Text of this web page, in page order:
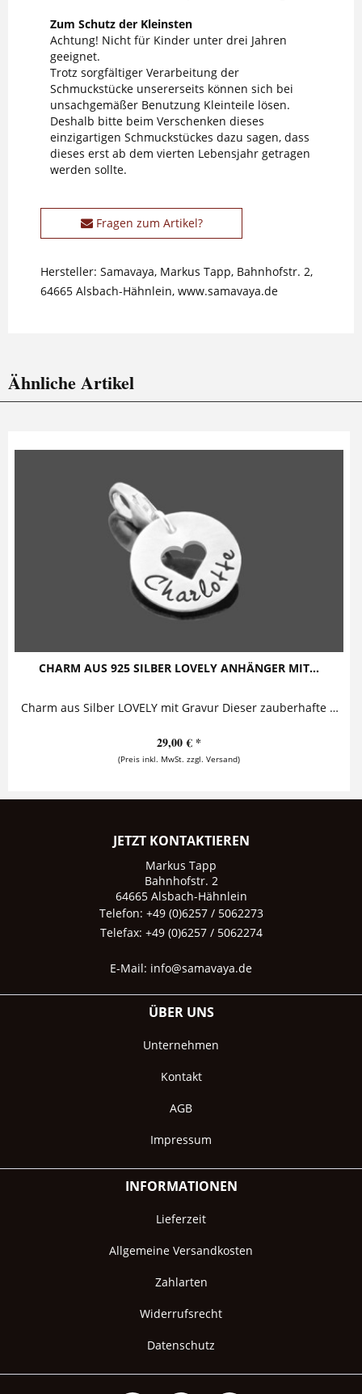
Zum Schutz der Kleinsten
Achtung! Nicht für Kinder unter drei Jahren
geeignet.
Trotz sorgfältiger Verarbeitung der
Schmuckstücke unsererseits können sich bei
unsachgemäßer Benutzung Kleinteile lösen.
Deshalb bitte beim Verschenken dieses
einzigartigen Schmuckstückes dazu sagen, dass
dieses erst ab dem vierten Lebensjahr getragen
werden sollte.
Fragen zum Artikel?
Hersteller: Samavaya, Markus Tapp, Bahnhofstr. 2,
64665 Alsbach-Hähnlein, www.samavaya.de
Ähnliche Artikel
CHARM AUS 925 SILBER LOVELY ANHÄNGER MIT...
Charm aus Silber LOVELY mit Gravur Dieser zauberhafte Silberanhänger kann mit einem Name personalisiert werden. In der Mitte des Charms ist...
29,00 € *
(Preis inkl. MwSt. zzgl. Versand)
JETZT KONTAKTIEREN
Markus Tapp
Bahnhofstr. 2
64665 Alsbach-Hähnlein
Telefon: +49 (0)6257 / 5062273
Telefax: +49 (0)6257 / 5062274
E-Mail: info@samavaya.de
ÜBER UNS
Unternehmen
Kontakt
AGB
Impressum
INFORMATIONEN
Lieferzeit
Allgemeine Versandkosten
Zahlarten
Widerrufsrecht
Datenschutz